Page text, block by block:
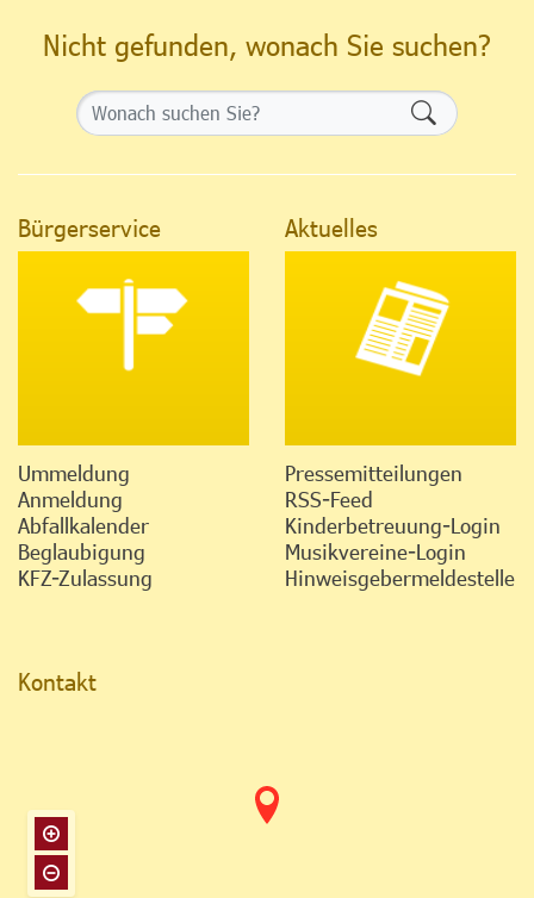
Nicht gefunden, wonach Sie suchen?
Bürgerservice
Ummeldung
Anmeldung
Abfallkalender
Beglaubigung
KFZ-Zulassung
Aktuelles
Pressemitteilungen
RSS-Feed
Kinderbetreuung-Login
Musikvereine-Login
Hinweisgebermeldestelle
Kontakt